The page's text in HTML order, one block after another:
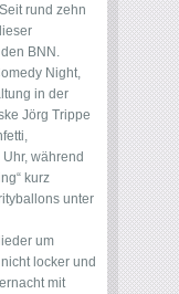
rund zehn
BNN.
Night,
in der
Jörg Trippe
während
kurz
unter
um
locker und
mit